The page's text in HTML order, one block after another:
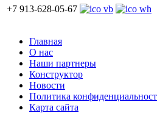
+7 913-628-05-67
Главная
О нас
Наши партнеры
Конструктор
Новости
Политика
Карта сайта